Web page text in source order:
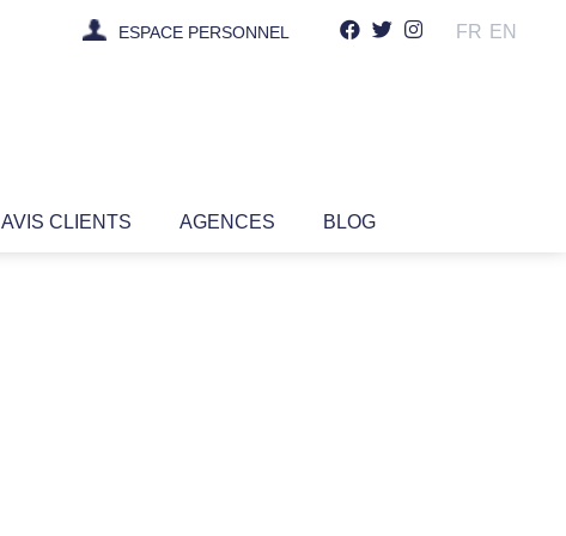
ESPACE PERSONNEL FR EN
AVIS CLIENTS AGENCES BLOG